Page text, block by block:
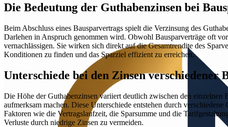
Die Bedeutung der Guthabenzinsen bei
Beim Abschluss eines Bausparvertrags spielt die Verzinsung des
Darlehen in Anspruch genommen wird. Obwohl Bausparverträge oft
vernachlässigen. Sie wirken sich direkt auf die Gesamtrendite des
Konditionen zu finden und das Sparziel effizient zu erreichen.
Unterschiede bei den Zinsen verschiedener
Die Höhe der Guthabenzinsen variiert deutlich zwischen den einzelnen
aufmerksam machen. Diese Unterschiede entstehen durch
Faktoren wie die Vertragslaufzeit, die Sparsumme und die
Verluste durch niedrige Zinsen zu vermeiden.